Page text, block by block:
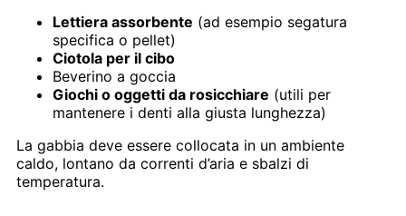
Lettiera assorbente (ad esempio segatura
specifica o pellet)
Ciotola per il cibo
Beverino a goccia
Giochi o oggetti da rosicchiare (utili per
mantenere i denti alla giusta lunghezza)
La gabbia deve essere collocata in un ambiente
caldo, lontano da correnti d’aria e sbalzi di
temperatura.